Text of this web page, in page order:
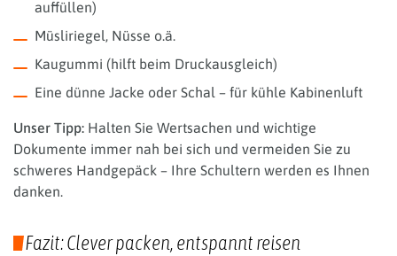
auffüllen)
Müsliriegel, Nüsse o.ä.
Kaugummi (hilft beim Druckausgleich)
Eine dünne Jacke oder Schal – für kühle Kabinenluft
Unser Tipp: Halten Sie Wertsachen und wichtige
Dokumente immer nah bei sich und vermeiden Sie zu
schweres Handgepäck – Ihre Schultern werden es Ihnen
danken.
Fazit: Clever packen, entspannt reisen